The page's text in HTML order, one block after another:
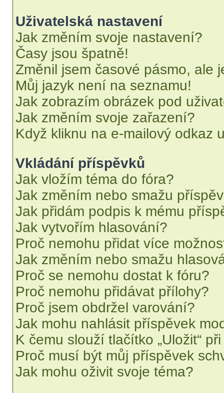
Uživatelská nastavení
Jak změním svoje nastavení?
Časy jsou špatně!
Změnil jsem časové pásmo, ale
Můj jazyk není na seznamu!
Jak zobrazím obrázek pod
Jak změním svoje zařazení?
Když kliknu na e-mailový odkaz
Vkládání příspěvků
Jak vložím téma do fóra?
Jak změním nebo smažu
Jak přidám podpis k mému
Jak vytvořím hlasování?
Proč nemohu přidat více
Jak změním nebo smažu
Proč se nemohu dostat k fóru?
Proč nemohu přidávat přílohy?
Proč jsem obdržel varování?
Jak mohu nahlásit příspěvek
K čemu slouží tlačítko „Uložit“
Proč musí být můj příspěvek
Jak mohu oživit svoje téma?